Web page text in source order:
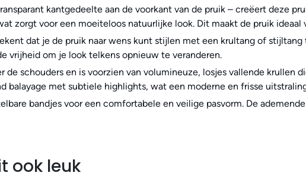
kantgedeelte aan de voorkant van de pruik – creëert deze
zorgt voor een moeiteloos natuurlijke look. Dit maakt de pruik
dat je de pruik naar wens kunt stijlen met een krultang of
vrijheid om je look telkens opnieuw te veranderen.
schouders en is voorzien van volumineuze, losjes vallende krullen
balayage met subtiele highlights, wat een moderne en frisse
bandjes voor een comfortabele en veilige pasvorm. De
ook leuk